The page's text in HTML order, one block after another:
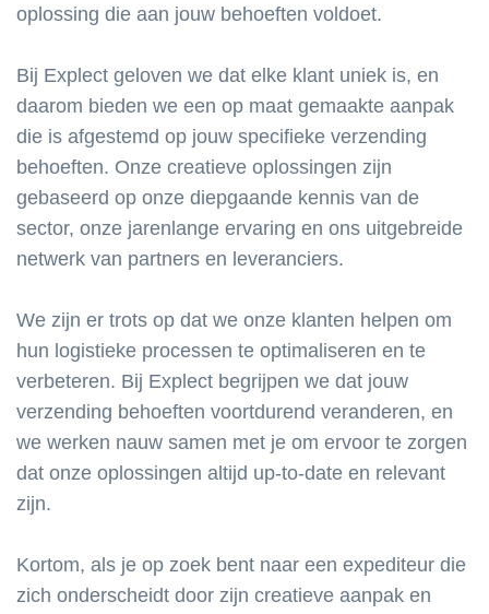
oplossing die aan jouw behoeften voldoet.
Bij Explect geloven we dat elke klant uniek is, en
daarom bieden we een op maat gemaakte aanpak
die is afgestemd op jouw specifieke verzending
behoeften. Onze creatieve oplossingen zijn
gebaseerd op onze diepgaande kennis van de
sector, onze jarenlange ervaring en ons uitgebreide
netwerk van partners en leveranciers.
We zijn er trots op dat we onze klanten helpen om
hun logistieke processen te optimaliseren en te
verbeteren. Bij Explect begrijpen we dat jouw
verzending behoeften voortdurend veranderen, en
we werken nauw samen met je om ervoor te zorgen
dat onze oplossingen altijd up-to-date en relevant
zijn.
Kortom, als je op zoek bent naar een expediteur die
zich onderscheidt door zijn creatieve aanpak en